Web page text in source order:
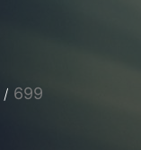
/ 699